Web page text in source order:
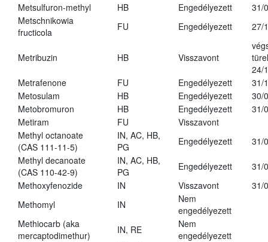
Metsulfuron-methyl
HB Engedélyezett
31/
Metschnikowia
fructicola
FU Engedélyezett 27/
Metribuzin HB Visszavont
24/
Metrafenone
FU Engedélyezett
31/
Metosulam
HB Engedélyezett
30/
Metobromuron
HB Engedélyezett
31/
Metiram
FU
Visszavont
Methyl octanoate
(CAS 111-11-5)
IN, AC, HB,
PG
Engedélyezett
31/
Methyl decanoate
(CAS 110-42-9)
IN, AC, HB,
PG
Engedélyezett
31/
Methoxyfenozide
IN Visszavont
31/
Methomyl
IN
Nem
engedélyezett
Methiocarb (aka
mercaptodimethur)
IN, RE
Nem
engedélyezett